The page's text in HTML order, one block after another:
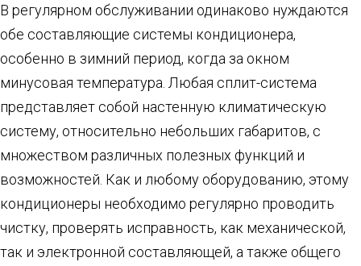
В регулярном обслуживании одинаково нуждаются
обе составляющие системы кондиционера,
особенно в зимний период, когда за окном
минусовая температура. Любая сплит-система
представляет собой настенную климатическую
систему, относительно небольших габаритов, с
множеством различных полезных функций и
возможностей. Как и любому оборудованию, этому
кондиционеры необходимо регулярно проводить
чистку, проверять исправность, как механической,
так и электронной составляющей, а также общего